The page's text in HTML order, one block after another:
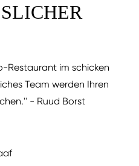
Restaurant im schicken
Team werden Ihren
- Ruud Borst